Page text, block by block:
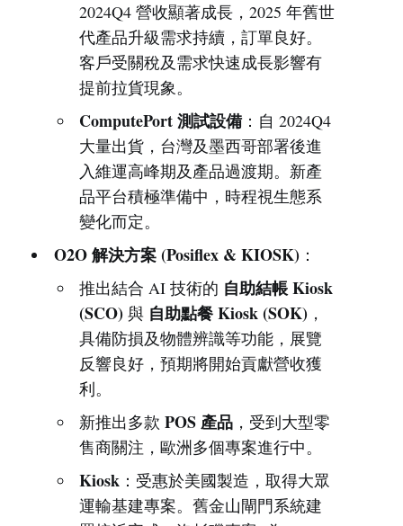
2024Q4 營收顯著成長，2025 年舊世
代產品升級需求持續，訂單良好。
客戶受關稅及需求快速成長影響有
提前拉貨現象。
ComputePort 測試設備：自 2024Q4
大量出貨，台灣及墨西哥部署後進
入維運高峰期及產品過渡期。新產
品平台積極準備中，時程視生態系
變化而定。
O2O 解決方案 (Posiflex & KIOSK)：
推出結合 AI 技術的 自助結帳 Kiosk
(SCO) 與 自助點餐 Kiosk (SOK) ，
具備防損及物體辨識等功能，展覽
反響良好，預期將開始貢獻營收獲
利。
新推出多款POS 產品 ，受到大型零
售商關注，歐洲多個專案進行中。
Kiosk ：受惠於美國製造，取得大眾
運輸基建專案。舊金山閘門系統建